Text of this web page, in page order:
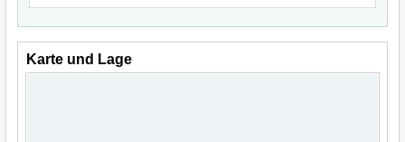
Karte und Lage